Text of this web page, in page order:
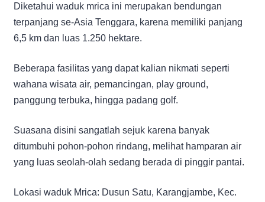
Diketahui waduk mrica ini merupakan bendungan
terpanjang se-Asia Tenggara, karena memiliki panjang
6,5 km dan luas 1.250 hektare.
Beberapa fasilitas yang dapat kalian nikmati seperti
wahana wisata air, pemancingan, play ground,
panggung terbuka, hingga padang golf.
Suasana disini sangatlah sejuk karena banyak
ditumbuhi pohon-pohon rindang, melihat hamparan air
yang luas seolah-olah sedang berada di pinggir pantai.
Lokasi waduk Mrica: Dusun Satu, Karangjambe, Kec.